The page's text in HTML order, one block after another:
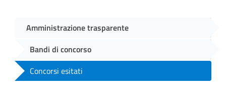
Amministrazione trasparente
Bandi di concorso
Concorsi esitati